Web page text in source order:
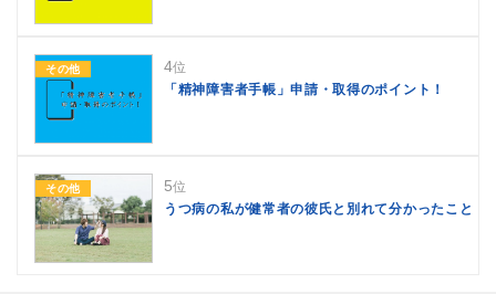
その他 4位
「精神障害者手帳」申請・取得のポイント！
その他 5位
うつ病の私が健常者の彼氏と別れて分かったこと